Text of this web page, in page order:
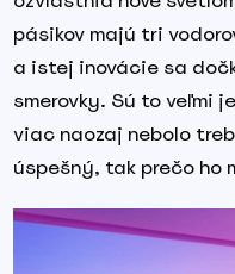
pásikov majú tri
a istej inovácie sa
smerovky. Sú to veľmi
viac naozaj nebolo
úspešný, tak prečo ho